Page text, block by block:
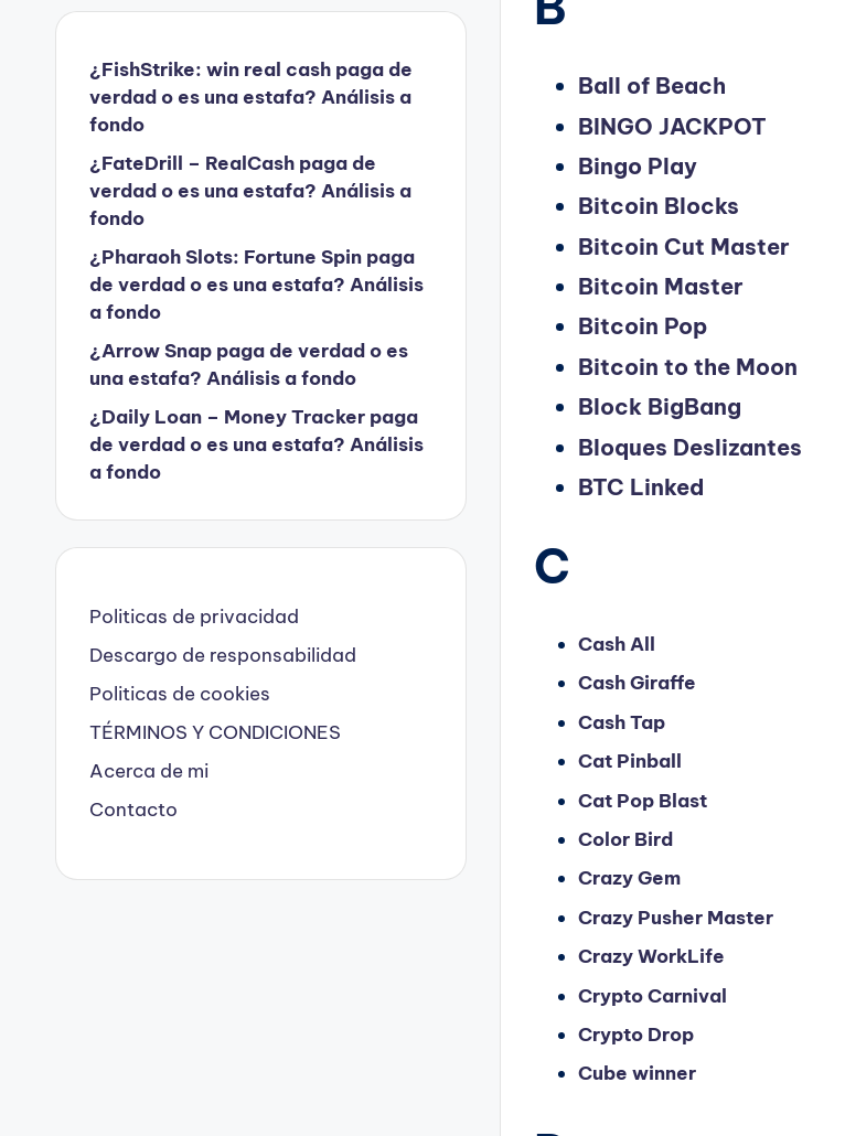
Ball of Beach
BINGO JACKPOT
Bingo Play
Bitcoin Blocks
Bitcoin Cut Master
Bitcoin Master
Bitcoin Pop
Bitcoin to the Moon
Block BigBang
Bloques Deslizantes
BTC Linked
C
Cash All
Cash Giraffe
Cash Tap
Cat Pinball
Cat Pop Blast
Color Bird
Crazy Gem
Crazy Pusher Master
Crazy WorkLife
Crypto Carnival
Crypto Drop
Cube winner
¿FishStrike: win real cash paga de
verdad o es una estafa? Análisis a
fondo
¿FateDrill – RealCash paga de
verdad o es una estafa? Análisis a
fondo
¿Pharaoh Slots: Fortune Spin paga
de verdad o es una estafa? Análisis
a fondo
¿Arrow Snap paga de verdad o es
una estafa? Análisis a fondo
¿Daily Loan – Money Tracker paga
de verdad o es una estafa? Análisis
a fondo
Politicas de privacidad
Descargo de responsabilidad
Politicas de cookies
TÉRMINOS Y CONDICIONES
Acerca de mi
Contacto